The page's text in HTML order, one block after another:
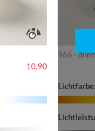
10,90
966 ·